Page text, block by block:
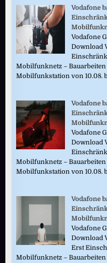
Vodafone
Vodafone
Download
Mobilfunknetz –
Mobilfunkstation von 10.08.
Vodafone
Vodafone
Download
Mobilfunknetz –
Mobilfunkstation von 10.08.
Vodafone
Vodafone
Download
Erst
Mobilfunknetz –